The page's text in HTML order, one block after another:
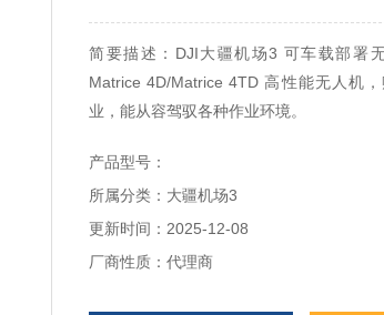
简要描述：DJI大疆机场3 可车载部署
Matrice 4D/Matrice 4TD 高性能无人机
业，能从容驾驭各种作业环境。
产品型号：
所属分类：大疆机场3
更新时间：2025-12-08
厂商性质：代理商